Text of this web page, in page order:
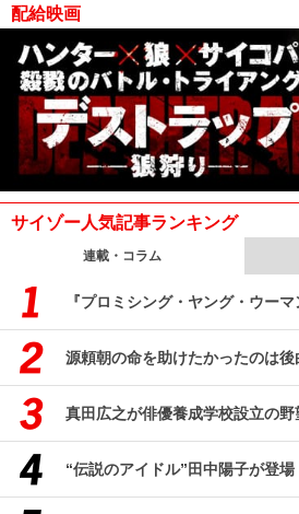
配給映画
サイゾー人気記事ランキング
連載・コラム
『プロミシング・ヤング・ウー
源頼朝の命を助けたかったのは後
真田広之が俳優養成学校設立の野
“伝説のアイドル”田中陽子が登場